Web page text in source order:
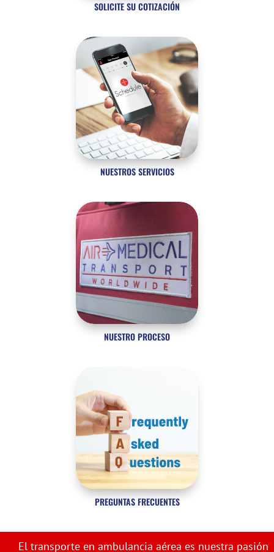
SOLICITE SU COTIZACIÓN
NUESTROS SERVICIOS
NUESTRO PROCESO
PREGUNTAS FRECUENTES
El transporte en ambulancia aérea es nuestra pasión